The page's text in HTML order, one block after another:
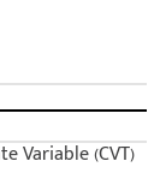
Variable (CVT)